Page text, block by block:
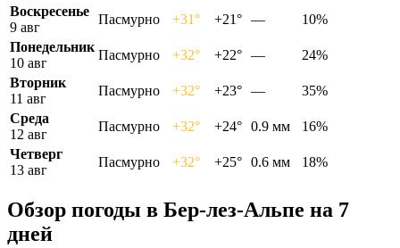
Воскресенье
9 авг
Пасмурно +31° +21° —
10%
Понедельник
10 авг
Пасмурно +32° +22° —
24%
Вторник
11 авг
Пасмурно +32° +23° —
35%
Среда
12 авг
Пасмурно +32° +24° 0.9 мм
16%
Четверг
13 авг
Пасмурно +32° +25° 0.6 мм 18%
Обзор погоды в Бер-лез-Альпе на 7
дней